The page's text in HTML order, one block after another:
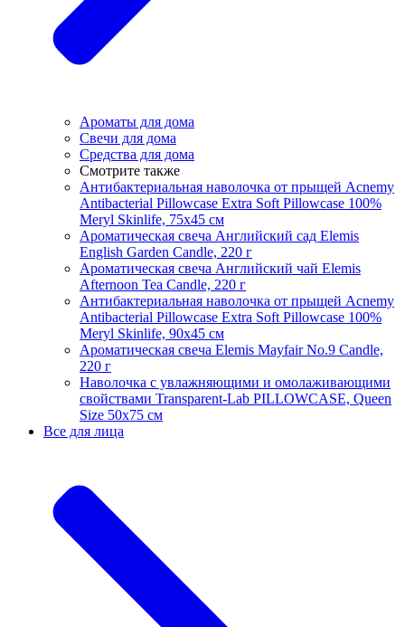
Ароматы для дома
Свечи для дома
Средства для дома
Смотрите также
Антибактериальная наволочка от прыщей Acnemy
Antibacterial Pillowcase Extra Soft Pillowcase 100%
Meryl Skinlife, 75х45 см
Ароматическая свеча Английский сад Elemis
English Garden Candle, 220 г
Ароматическая свеча Английский чай Elemis
Afternoon Tea Candle, 220 г
Антибактериальная наволочка от прыщей Acnemy
Antibacterial Pillowcase Extra Soft Pillowcase 100%
Meryl Skinlife, 90х45 см
Ароматическая свеча Elemis Mayfair No.9 Candle,
220 г
Наволочка с увлажняющими и омолаживающими
свойствами Transparent-Lab PILLOWCASE, Queen
Size 50x75 см
Все для лица